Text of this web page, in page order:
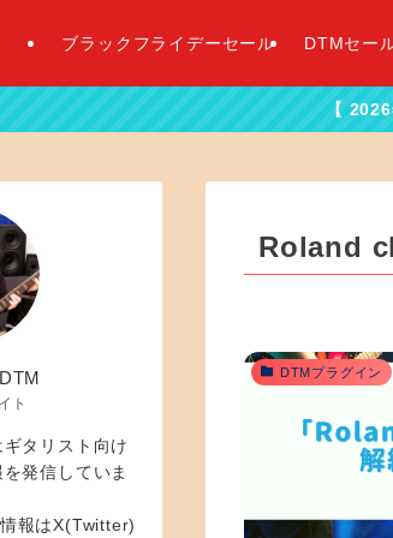
ブラックフライデーセール DTMセー
【 2026年最新DTM
Roland
DTMプラグイン
ト
ギタリスト向け
発信していま
報はX(Twitter)